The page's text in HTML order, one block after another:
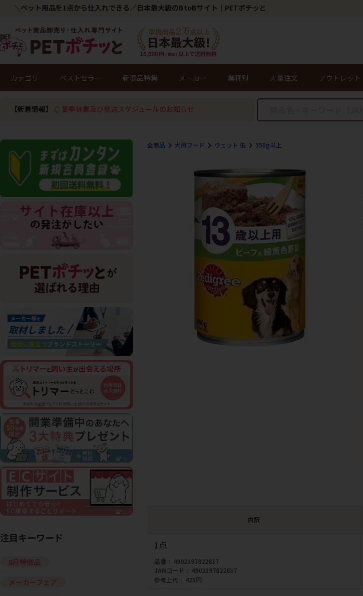
＼ペット用品を1点から仕入れできる／日本最大級のBtoBサイト｜PETポチッと
カテゴリ ベストセラー 新商品特集 メーカー 業種別 大量注文 アウトレット
【新着情報】 夏季休業及び発送スケジュールのお知らせ
全商品 犬用フード ウェット 缶 350g以上
内訳
1点
品番
4902397822837
JANコード
4902397822837
参考上代
425円
注目キーワード
8月特価品
メーカーフェア